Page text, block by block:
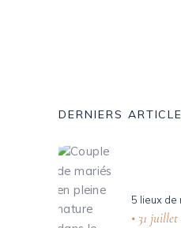
DERNIERS
5 lieux de
31 juillet